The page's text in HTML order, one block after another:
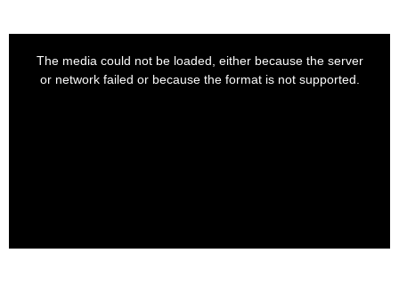
The media could not be loaded, either because the server
or network failed or because the format is not supported.